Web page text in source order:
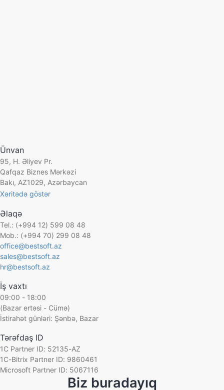
Sahə:
Tətbiq olunma tarixi:
Layihə rəhbəri:Mikayılov Məhərrəm
Ünvan
95, H. Əliyev Pr.
Qafqaz Biznes Mərkəzi
Bakı, AZ1029, Azərbaycan
Xəritədə göstər
Əlaqə
Tel.: (+994 12) 599 08 48
Mob.: (+994 70) 299 08 48
office@bestsoft.az
sales@bestsoft.az
hr@bestsoft.az
İş vaxtı
09:00 - 18:00
(Bazar ertəsi - Cümə)
İstirahət günləri: Şənbə, Bazar
Tərəfdaş ID
1C Partner ID: 52135-AZ
1C-Bitrix Partner ID: 9860461
Microsoft Partner ID: 5067116
Biz buradayıq